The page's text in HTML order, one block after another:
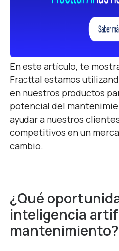
En este artículo, te
Fracttal estamos
en nuestros productos
potencial del
ayudar a nuestros
competitivos en un
cambio.
¿Qué
inteligencia
mantenimiento?